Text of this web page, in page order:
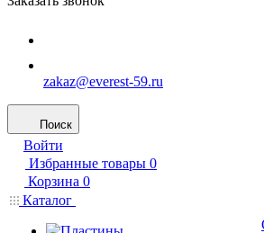
zakaz@everest-59.ru
Поиск
Войти
Избранные товары 0
Корзина 0
Каталог